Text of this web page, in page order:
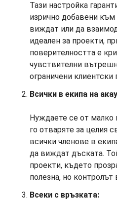
Тази настройка
изрично добавени към
виждат или да
идеален за проекти,
поверителността е
чувствителни
ограничени клиентски
Всички в екипа на
Нуждаете се от малко
го отваряте за целия
всички членове в
да виждат дъската.
проекти, където
полезна, но
Всеки с връзката: